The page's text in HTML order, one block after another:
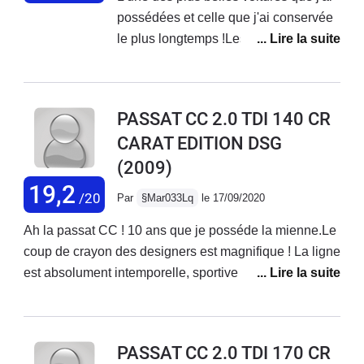
conduire. Je voulais changer mais
finalement je vais la garder.
possédées et celle que j'ai conservée
le plus longtemps !Les années
élégante, intemporelle...Une finition
fabrication, confortable. Voiture très
fiable consommant peu et peu
coûteuse en entretien au vu de la
coffre, c'est un coupé familial.C'est une
voiture agréable à conduire, que j'ai
vendue avec regret...
19,2 /20
PASSAT CC 2.0 TDI 140 CR
CARAT EDITION DSG
(2009)
Par §Mar033Lq le 17/09/2020
Ah la passat CC ! 10 ans que je posséde la mienne.Le
coup de crayon des designers est magnifique ! La ligne
est absolument intemporelle, sportive et très
pleinement au rendez vous et présentent un tres bon
conception intérieure n'appelle aucune critique et joue
PASSAT CC 2.0 TDI 170 CR